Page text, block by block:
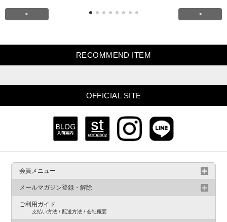
< >
RECOMMEND ITEM
OFFICIAL SITE
会員メニュー
メールマガジン登録・解除
ご利用ガイド
支払い方法 / 配送方法 / 会社概要